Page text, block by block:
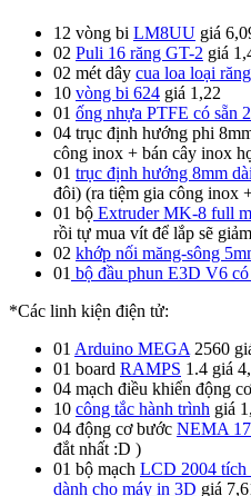
12 vòng bi LM8UU giá
02 Puli 16 răng GT-2 giá
02 mét dây cua loa loại
10 vòng bi 624 giá 1,22
01 ống nhựa PTFE có sẵn
04 trục định hướng phi
công inox + bán cây inox
01 trục định hướng 8mm
đôi) (ra tiệm gia công inox
01 bộ Extruder MK-8 full
rồi tự mua vít để lắp sẽ
02 khớp nối măng-sông
01 bộ đầu phun E3D V6 có
*Các linh kiện điện tử:
01 Arduino MEGA 2560
01 board RAMPS 1.4 giá
04 mạch điều khiển động
10 công tắc hành trình giá
04 động cơ bước NEMA
đắt nhất :D )
01 bộ mạch LCD 2004 tích
dành cho máy in 3D giá